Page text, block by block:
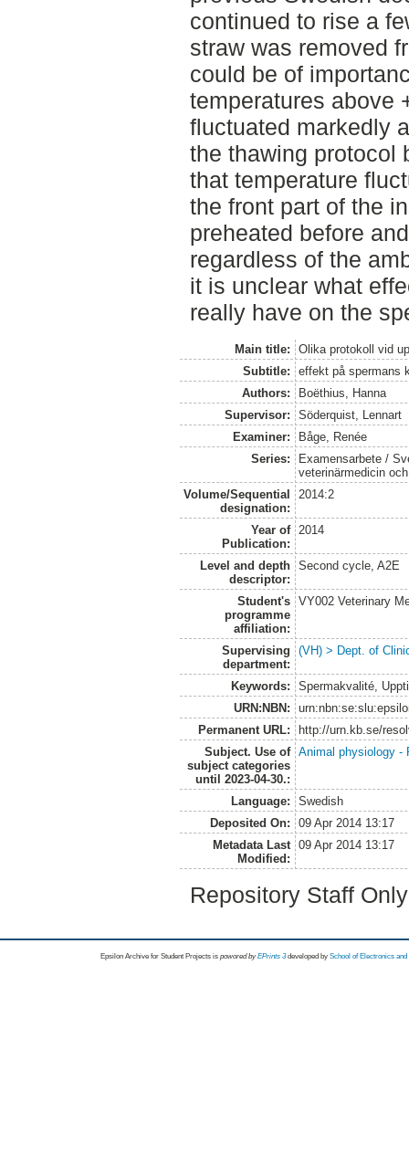
continued to rise a
straw was removed
could be of
temperatures above
fluctuated markedly
the thawing protocol
that temperature
the front part of the
preheated before
regardless of the
it is unclear what
really have on the
Main title:
Olika protokoll vid
Subtitle:
effekt på spermans
Authors:
Boëthius, Hanna
Supervisor:
Söderquist, Lennart
Examiner:
Båge, Renée
Series:
Examensarbete /
veterinärmedicin
Volume/Sequential
designation:
2014:2
Year of
Publication:
2014
Level and depth
descriptor:
Second cycle, A2E
Student's
programme
affiliation:
VY002 Veterinary
Supervising
department:
(VH) > Dept. of
Keywords:
Spermakvalité,
URN:NBN:
Permanent URL:
http://urn.kb.se/
Subject. Use of
subject categories
until 2023-04-30.:
Animal physiology -
Language:
Swedish
Deposited On:
09 Apr 2014 13:17
Metadata Last
Modified:
09 Apr 2014 13:17
Repository Staff
Epsilon Archive for Student Projects is powored byEPrints 3 developed by School of Electronics